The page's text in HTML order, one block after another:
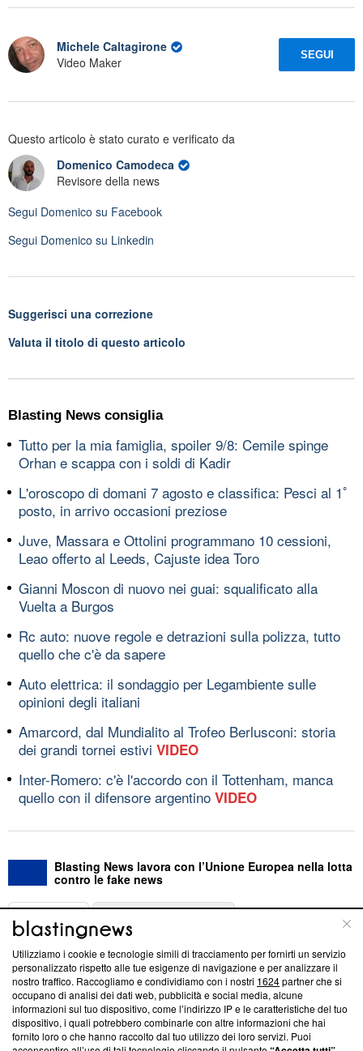
Michele Caltagirone
Video Maker
SEGUI
Questo articolo è stato curato e verificato da
Domenico Camodeca
Revisore della news
Segui Domenico su Facebook
Segui Domenico su Linkedin
Suggerisci una correzione
Valuta il titolo di questo articolo
Blasting News consiglia
Tutto per la mia famiglia, spoiler 9/8: Cemile spinge
Orhan e scappa con i soldi di Kadir
L'oroscopo di domani 7 agosto e classifica: Pesci al 1ﾟ
posto, in arrivo occasioni preziose
Juve, Massara e Ottolini programmano 10 cessioni,
Leao offerto al Leeds, Cajuste idea Toro
Gianni Moscon di nuovo nei guai: squalificato alla
Vuelta a Burgos
Rc auto: nuove regole e detrazioni sulla polizza, tutto
quello che c'è da sapere
Auto elettrica: il sondaggio per Legambiente sulle
opinioni degli italiani
Amarcord, dal Mundialito al Trofeo Berlusconi: storia
dei grandi tornei estivi VIDEO
Inter-Romero: c'è l'accordo con il Tottenham, manca
quello con il difensore argentino VIDEO
Blasting News lavora con l’Unione Europea nella lotta
contro le fake news
ABOUT
Questa sezione offre informazioni trasparenti su Blasting
News, sui nostri processi editoriali e su come ci impegniamo a
creare news di qualità. Inoltre, afferma la nostra aderenza a
‘Trust Project - News with Integrity’Blasting News non è
ancora membro del programma, ma ha richiesto di farne
Utilizziamo i cookie e tecnologie simili di tracciamento per fornirti un servizio
personalizzato rispetto alle tue esigenze di navigazione e per analizzare il
nostro traffico. Raccogliamo e condividiamo con i nostri 1624partner che si
occupano di analisi dei dati web, pubblicità e social media, alcune
informazioni sul tuo dispositivo, come l’indirizzo IP e le caratteristiche del tuo
dispositivo, i quali potrebbero combinarle con altre informazioni che hai
fornito loro o che hanno raccolto dal tuo utilizzo dei loro servizi. Puoi